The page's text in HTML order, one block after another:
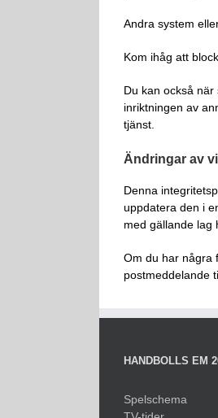
Andra system
Kom ihåg att
Du kan också
inriktningen av
tjänst.
Ändringar av
Denna
uppdatera den i
med gällande lag
Om du har några
postmeddelande
HANDBOLLS EM
Spelschema